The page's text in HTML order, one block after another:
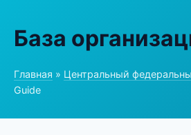
База
Главная » Центральный
Guide